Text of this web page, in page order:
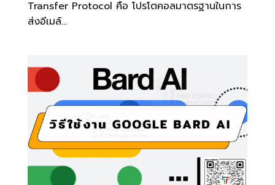
Transfer Protocol คือ โปรโตคอลมาตรฐานในการ
ส่งอีเมล์...